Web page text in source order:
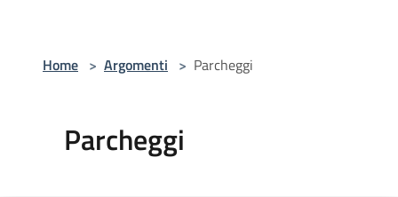
Home > Argomenti > Parcheggi
Parcheggi